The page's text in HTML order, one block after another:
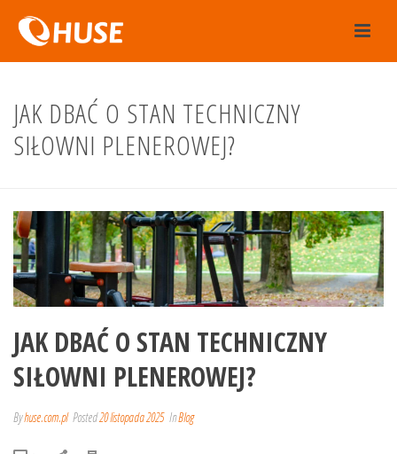
JAK DBAĆ O STAN TECHNICZNY
SIŁOWNI PLENEROWEJ?
JAK DBAĆ O STAN TECHNICZNY
SIŁOWNI PLENEROWEJ?
Byhuse.com.pl Posted20 listopada 2025 InBlog